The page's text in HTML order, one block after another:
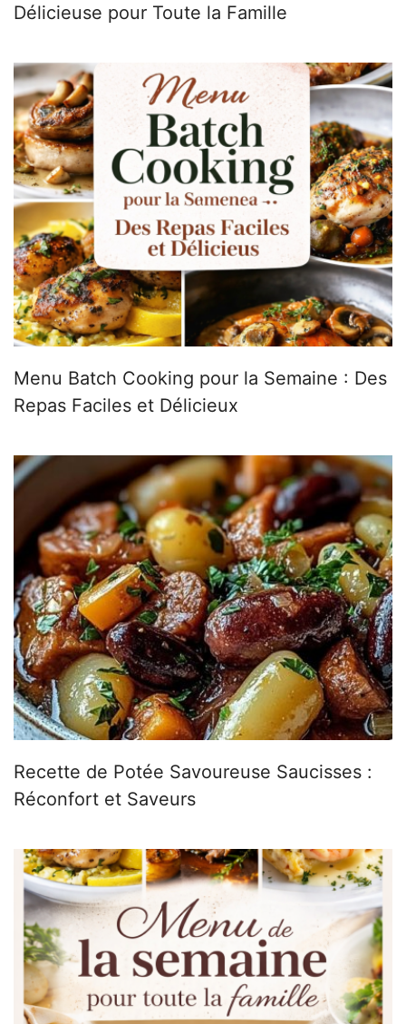
Délicieuse pour Toute la Famille
Menu Batch Cooking pour la Semaine : Des
Repas Faciles et Délicieux
Recette de Potée Savoureuse Saucisses :
Réconfort et Saveurs